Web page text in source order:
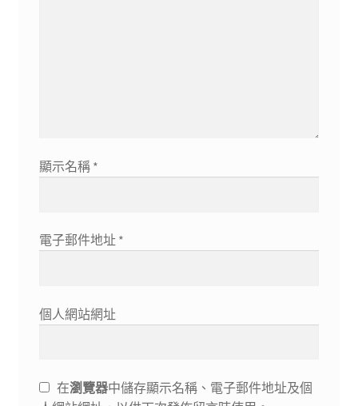
顯示名稱 *
電子郵件地址 *
個人網站網址
在瀏覽器中儲存顯示名稱、電子郵件地址及個